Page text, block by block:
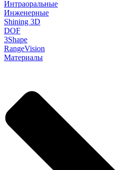
Интраоральные
Инженерные
Shining 3D
DOF
3Shape
RangeVision
Материалы